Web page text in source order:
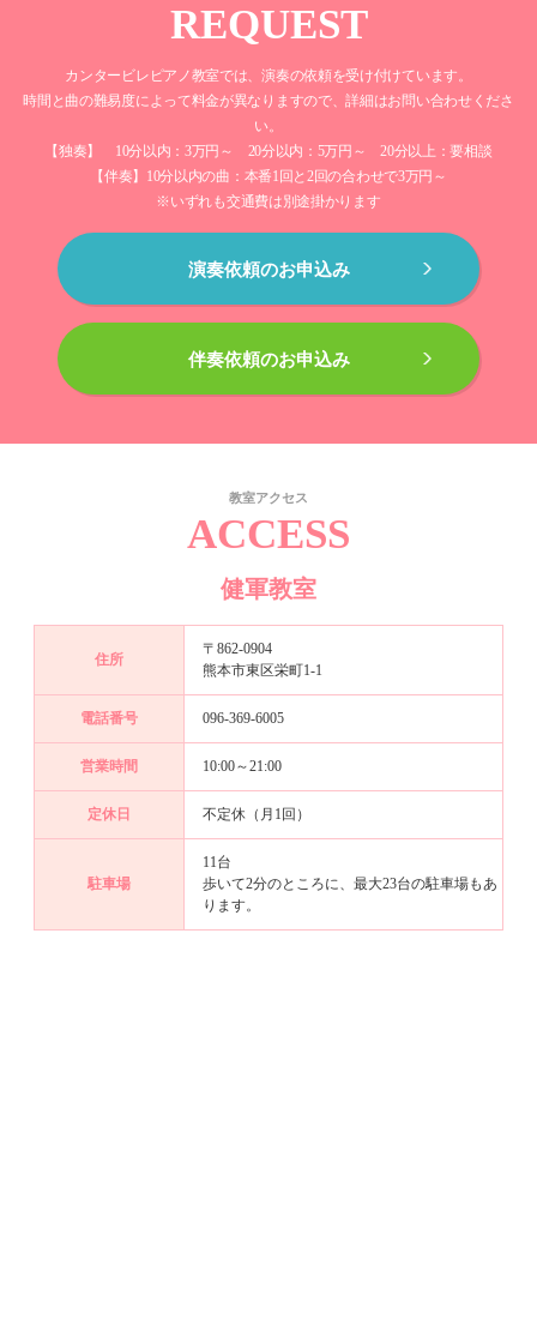
REQUEST
カンタービレピアノ教室では、演奏の依頼を受け付けています。
時間と曲の難易度によって料金が異なりますので、詳細はお問い合わせくださ
い。
【独奏】 10分以内：3万円～ 20分以内：5万円～ 20分以上：要相談
【伴奏】10分以内の曲：本番1回と2回の合わせで3万円～
※いずれも交通費は別途掛かります
演奏依頼のお申込み
伴奏依頼のお申込み
教室アクセス
ACCESS
健軍教室
住所
〒862-0904
熊本市東区栄町1-1
電話番号 096-369-6005
営業時間 10:00～21:00
定休日 不定休（月1回）
駐車場
11台
歩いて2分のところに、最大23台の駐車場もあ
ります。